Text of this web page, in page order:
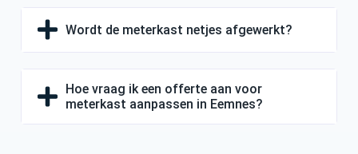
Wordt de meterkast netjes afgewerkt?
Hoe vraag ik een offerte aan voor
meterkast aanpassen in Eemnes?